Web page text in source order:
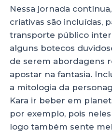
Nessa jornada
criativas são incluídas,
transporte público
alguns botecos
de serem abordagens
apostar na fantasia.
a mitologia da
Kara ir beber em
por exemplo, pois
logo também sente